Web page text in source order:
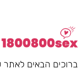
ברוכים הבאים לאתר